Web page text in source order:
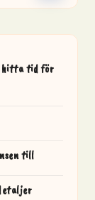
hitta tid för
till